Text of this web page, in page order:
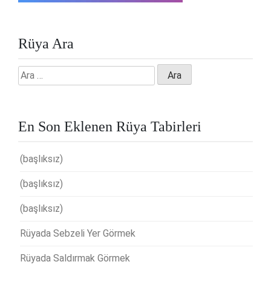
Rüya Ara
Arama:
En Son Eklenen Rüya Tabirleri
(başlıksız)
(başlıksız)
(başlıksız)
Rüyada Sebzeli Yer Görmek
Rüyada Saldırmak Görmek